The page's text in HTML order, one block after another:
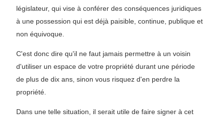
législateur, qui vise à conférer des conséquences juridiques
à une possession qui est déjà paisible, continue, publique et
non équivoque.
C'est donc dire qu'il ne faut jamais permettre à un voisin
d'utiliser un espace de votre propriété durant une période
de plus de dix ans, sinon vous risquez d'en perdre la
propriété.
Dans une telle situation, il serait utile de faire signer à cet